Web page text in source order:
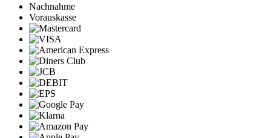
Nachnahme
Vorauskasse